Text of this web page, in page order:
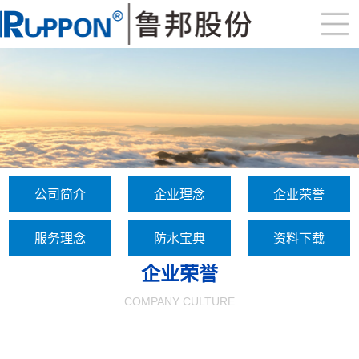
公司简介 企业理念 企业荣誉
服务理念 防水宝典 资料下载
企业荣誉
COMPANY CULTURE